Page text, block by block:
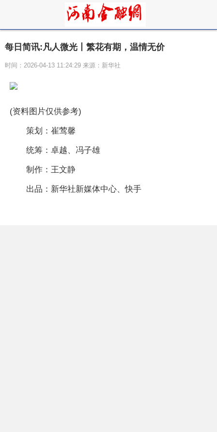
每日简讯:凡人微光丨繁花有期，温情无价
时间：2026-04-13 11:24:29 来源：新华社
(资料图片仅供参考)
策划：崔莺馨
统筹：卓越、冯子雄
制作：王文静
出品：新华社新媒体中心、快手